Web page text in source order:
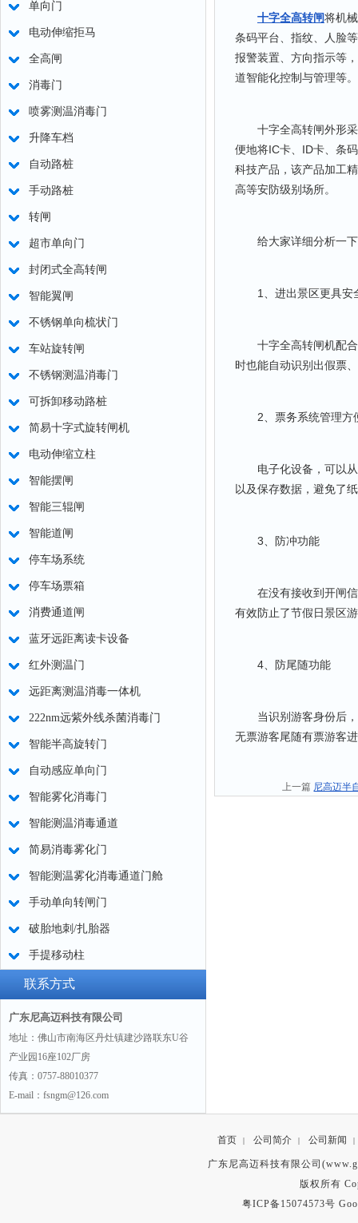
单向门
电动伸缩拒马
全高闸
消毒门
喷雾测温消毒门
升降车档
自动路桩
手动路桩
转闸
超市单向门
封闭式全高转闸
智能翼闸
不锈钢单向梳状门
车站旋转闸
不锈钢测温消毒门
可拆卸移动路桩
简易十字式旋转闸机
电动伸缩立柱
智能摆闸
智能三辊闸
智能道闸
停车场系统
停车场票箱
消费通道闸
蓝牙远距离读卡设备
红外测温门
远距离测温消毒一体机
222nm远紫外线杀菌消毒门
智能半高旋转门
自动感应单向门
智能雾化消毒门
智能测温消毒通道
简易消毒雾化门
智能测温雾化消毒通道门舱
手动单向转闸门
破胎地刺/扎胎器
手提移动柱
联系方式
广东尼高迈科技有限公司
地址：佛山市南海区丹灶镇建沙路联东U谷
产业园16座102厂房
传真：0757-88010377
E-mail：fsngm@126.com
十字全高转闸将机
条码平台、指纹、人脸
报警装置、方向指示等
道智能化控制与管理等。
十字全高转闸外形采
便地将IC卡、ID卡、条
科技产品，该产品加工
高等安防级别场所。
给大家详细分析一下
1、进出景区更具安
十字全高转闸机配合
时也能自动识别出假票
2、票务系统管理方
电子化设备，可以从
以及保存数据，避免了
3、防冲功能
在没有接收到开闸信
有效防止了节假日景区
4、防尾随功能
当识别游客身份后，
无票游客尾随有票游客
上一篇 尼高迈半
首页 | 公司简介 | 公司新闻 |
广东尼高迈科技有限公司
版权所有
粤ICP备15074573号